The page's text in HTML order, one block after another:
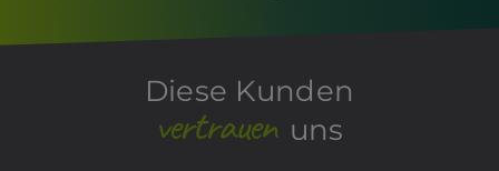
Diese Kunden
vertrauen uns